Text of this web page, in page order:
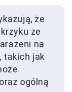
że
ze
na
takich jak
ogólną